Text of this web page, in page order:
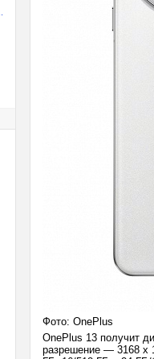
Фото: OnePlus
OnePlus 13 получит
разрешение — 3168 х